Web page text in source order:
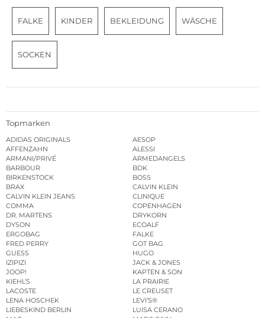
FALKE KINDER BEKLEIDUNG WÄSCHE
SOCKEN
Topmarken
ADIDAS ORIGINALS
AESOP
AFFENZAHN
ALESSI
ARMANI/PRIVÉ
ARMEDANGELS
BARBOUR
BDK
BIRKENSTOCK
BOSS
BRAX
CALVIN KLEIN
CALVIN KLEIN JEANS
CLINIQUE
COMMA
COPENHAGEN
DR. MARTENS
DRYKORN
DYSON
ECOALF
ERGOBAG
FALKE
FRED PERRY
GOT BAG
GUESS
HUGO
IZIPIZI
JACK & JONES
JOOP!
KAPTEN & SON
KIEHL’S
LA PRAIRIE
LACOSTE
LE CREUSET
LENA HOSCHEK
LEVI’S®
LIEBESKIND BERLIN
LUISA CERANO